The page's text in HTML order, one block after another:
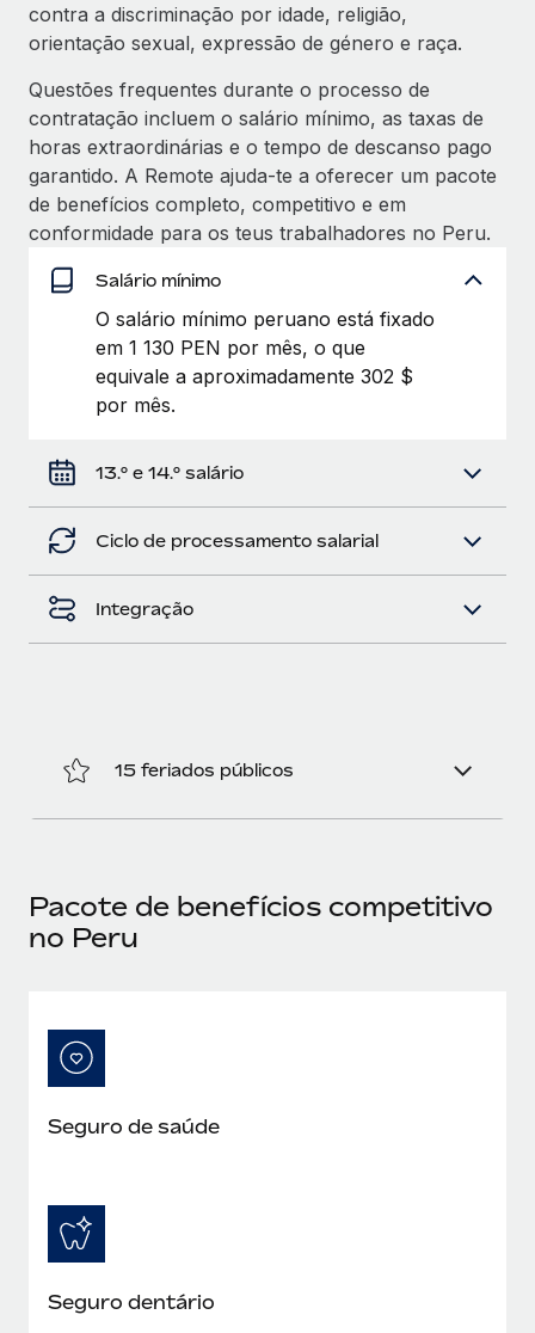
contra a discriminação por idade, religião,
orientação sexual, expressão de género e raça.
Questões frequentes durante o processo de
contratação incluem o salário mínimo, as taxas de
horas extraordinárias e o tempo de descanso pago
garantido. A Remote ajuda-te a oferecer um pacote
de benefícios completo, competitivo e em
conformidade para os teus trabalhadores no Peru.
Salário mínimo
O salário mínimo peruano está fixado
em 1 130 PEN por mês, o que
equivale a aproximadamente 302 $
por mês.
13.º e 14.º salário
Ciclo de processamento salarial
Integração
15 feriados públicos
Pacote de benefícios competitivo
no Peru
Seguro de saúde
Seguro dentário